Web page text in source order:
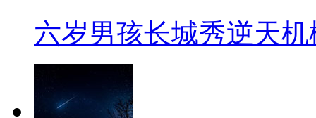
六岁男孩长城秀逆天机